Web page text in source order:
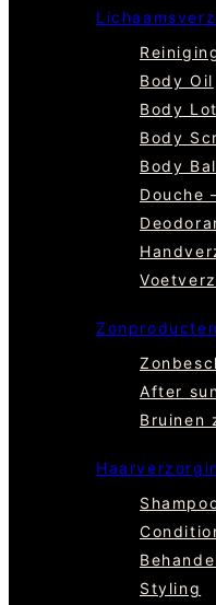
Body Oil
Body
Body
Body
Douche
Zonproducten
After
Bruinen
Styling